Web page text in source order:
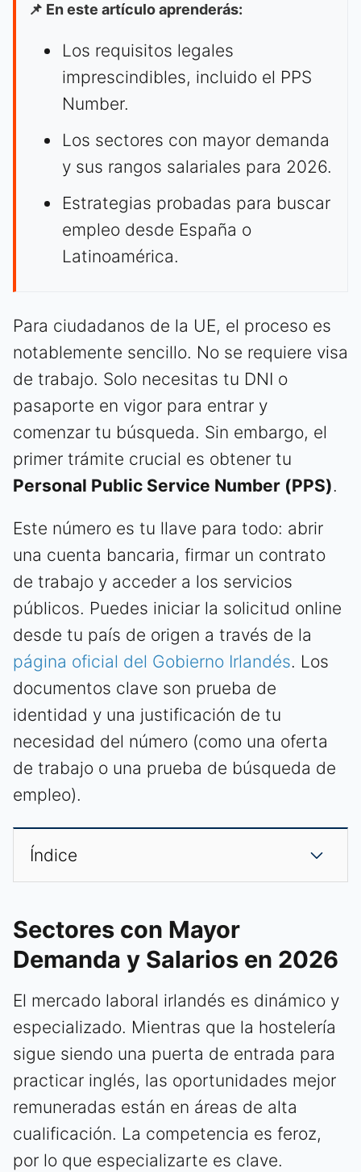
📌 En este artículo aprenderás:
Los requisitos legales
imprescindibles, incluido el PPS
Number.
Los sectores con mayor demanda
y sus rangos salariales para 2026.
Estrategias probadas para buscar
empleo desde España o
Latinoamérica.
Para ciudadanos de la UE, el proceso es
notablemente sencillo. No se requiere visa
de trabajo. Solo necesitas tu DNI o
pasaporte en vigor para entrar y
comenzar tu búsqueda. Sin embargo, el
primer trámite crucial es obtener tu
Personal Public Service Number (PPS).
Este número es tu llave para todo: abrir
una cuenta bancaria, firmar un contrato
de trabajo y acceder a los servicios
públicos. Puedes iniciar la solicitud online
desde tu país de origen a través de la
página oficial del Gobierno Irlandés. Los
documentos clave son prueba de
identidad y una justificación de tu
necesidad del número (como una oferta
de trabajo o una prueba de búsqueda de
empleo).
Índice
Sectores con Mayor
Demanda y Salarios en 2026
El mercado laboral irlandés es dinámico y
especializado. Mientras que la hostelería
sigue siendo una puerta de entrada para
practicar inglés, las oportunidades mejor
remuneradas están en áreas de alta
cualificación. La competencia es feroz,
por lo que especializarte es clave.